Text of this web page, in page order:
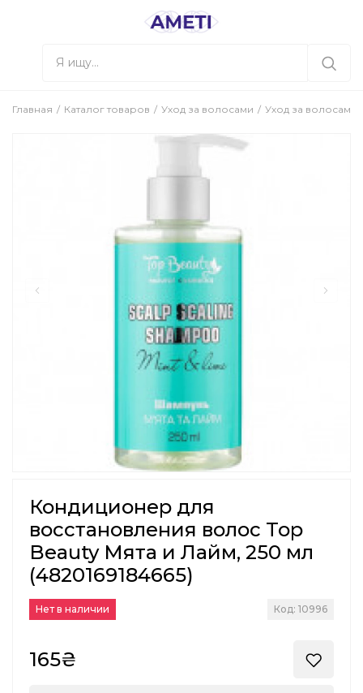
Главная Каталог товаров Уход за волосами Уход за волосами
Кондиционер для
восстановления волос Top
Beauty Мята и Лайм, 250 мл
(4820169184665)
Нет в наличии Код: 10996
165₴